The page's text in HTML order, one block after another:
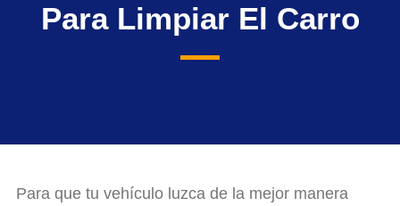
Para Limpiar El Carro
Para que tu vehículo luzca de la mejor manera